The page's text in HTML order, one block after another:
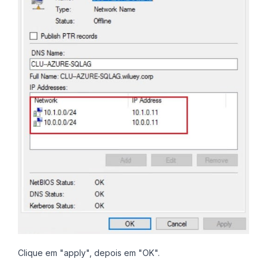
Clique em "apply", depois em "OK".